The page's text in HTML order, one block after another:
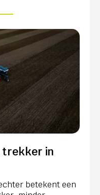
trekker in
betekent een